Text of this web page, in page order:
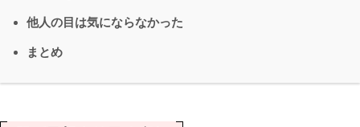
他人の目は気にならなかった
まとめ